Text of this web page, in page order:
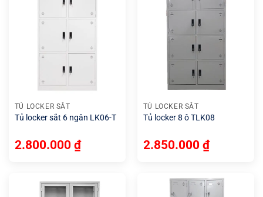
TỦ LOCKER SẮT
Tủ locker sắt 6 ngăn LK06-T
2.800.000 ₫
TỦ LOCKER SẮT
Tủ locker 8 ô TLK08
2.850.000 ₫